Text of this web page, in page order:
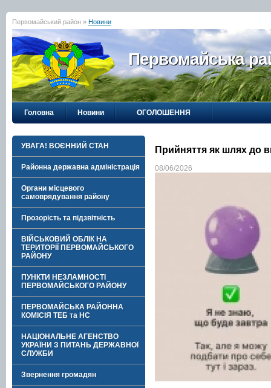
Первомайський район » Новини
Первомайська
Головна Новини ОГОЛОШЕННЯ
УВАГА! ВОЄННИЙ СТАН
Районна державна адміністрація
Органи місцевого
самоврядування району
Прозорість та підзвітність
ВІЙСЬКОВИЙ ОБЛІК НА
ТЕРИТОРІЇ ПЕРВОМАЙСЬКОГО
РАЙОНУ
ПУНКТИ НЕЗЛАМНОСТІ
ПЕРВОМАЙСЬКОГО РАЙОНУ
ПЕРВОМАЙСЬКА РАЙОННА
КОМІСІЯ ТЕБ та НС
НАЦІОНАЛЬНЕ АГЕНСТВО
УКРАЇНИ З ПИТАНЬ ДЕРЖАВНОЇ
СЛУЖБИ
Звернення громадян
Прийняття як шлях до
08/06/2026